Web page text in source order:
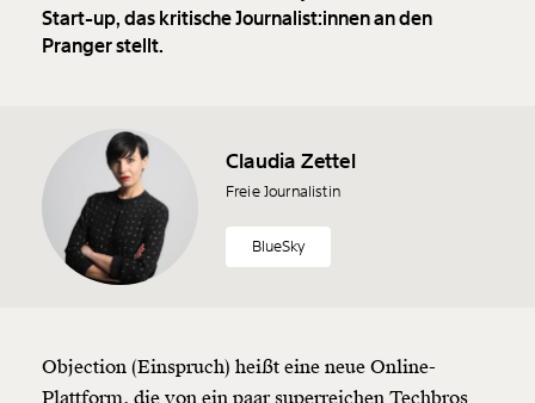
Start-up, das kritische Journalist:innen an den
Pranger stellt.
Claudia Zettel
Freie Journalistin
BlueSky
Objection (Einspruch) heißt eine neue Online-
Plattform, die von ein paar superreichen Techbros